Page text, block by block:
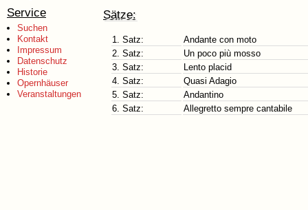
Service
Suchen
Kontakt
Impressum
Datenschutz
Historie
Opernhäuser
Veranstaltungen
Sätze:
1. Satz:
Andante con moto
2. Satz:
Un poco più mosso
3. Satz:
Lento placid
4. Satz:
Quasi Adagio
5. Satz:
Andantino
6. Satz:
Allegretto sempre cantabile